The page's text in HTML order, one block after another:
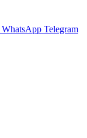
WhatsApp Telegram